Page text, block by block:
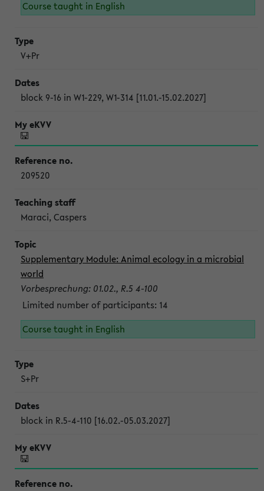
Course taught in English
V+Pr
block 9-16 in W1-229, W1-314 [11.01.-15.02.2027]
209520
Maraci, Caspers
Supplementary Module: Animal ecology in a microbial
world
Vorbesprechung: 01.02., R.5 4-100
Limited number of participants: 14
Course taught in English
S+Pr
block in R.5-4-110 [16.02.-05.03.2027]